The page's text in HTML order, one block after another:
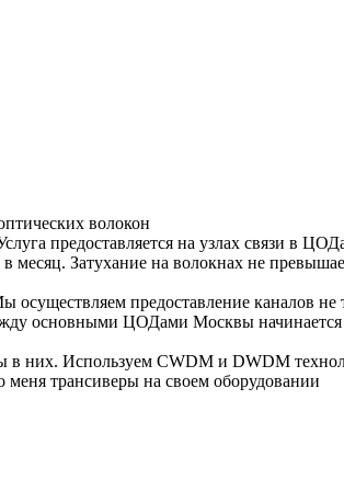
волокон
предоставляется на узлах связи в
в месяц. Затухание на волокнах не
предоставление каналов
основными ЦОДами Москвы начинается
них. Используем CWDM и DWDM
меня трансиверы на своем оборудовании